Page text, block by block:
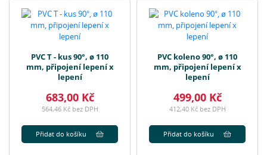
PVC T - kus 90°, ø 110
mm, připojení lepení x
lepení
683,00 Kč
564,46 Kč bez DPH
Přidat do košíku
PVC koleno 90°, ø 110
mm, připojení lepení x
lepení
499,00 Kč
412,40 Kč bez DPH
Přidat do košíku